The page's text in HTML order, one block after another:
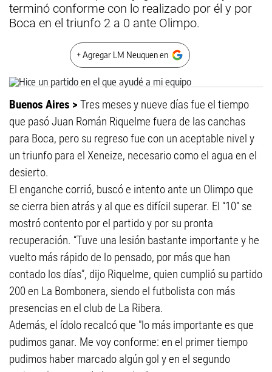
terminó conforme con lo realizado por él y por
Boca en el triunfo 2 a 0 ante Olimpo.
+ Agregar LM Neuquen en
Buenos Aires > Tres meses y nueve días fue el tiempo
que pasó Juan Román Riquelme fuera de las canchas
para Boca, pero su regreso fue con un aceptable nivel y
un triunfo para el Xeneize, necesario como el agua en el
desierto.
El enganche corrió, buscó e intento ante un Olimpo que
se cierra bien atrás y al que es difícil superar. El “10” se
mostró contento por el partido y por su pronta
recuperación. “Tuve una lesión bastante importante y he
vuelto más rápido de lo pensado, por más que han
contado los días”, dijo Riquelme, quien cumplió su partido
200 en La Bombonera, siendo el futbolista con más
presencias en el club de La Ribera.
Además, el ídolo recalcó que "lo más importante es que
pudimos ganar. Me voy conforme: en el primer tiempo
pudimos haber marcado algún gol y en el segundo